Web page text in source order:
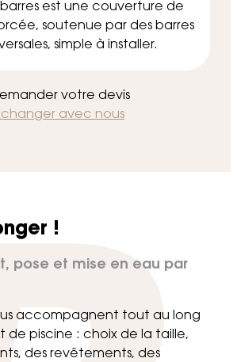
est une couverture de
soutenue par des barres
simple à installer.
votre devis
avec nous
!
pose et mise en eau par
accompagnent tout au long
de piscine : choix de la taille,
des revêtements, des